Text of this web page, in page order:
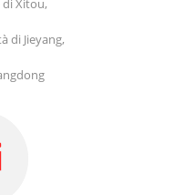
di Jieyang,